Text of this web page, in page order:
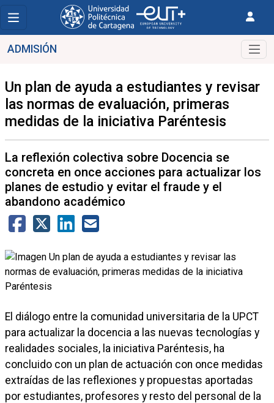
ADMISIÓN
Un plan de ayuda a estudiantes y revisar
las normas de evaluación, primeras
medidas de la iniciativa Paréntesis
La reflexión colectiva sobre Docencia se
concreta en once acciones para actualizar los
planes de estudio y evitar el fraude y el
abandono académico
El diálogo entre la comunidad universitaria de la UPCT
para actualizar la docencia a las nuevas tecnologías y
realidades sociales, la iniciativa Paréntesis, ha
concluido con un plan de actuación con once medidas
extraídas de las reflexiones y propuestas aportadas
por estudiantes, profesores y resto del personal de la